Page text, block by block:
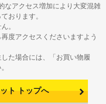
なアクセス増加により大変混雑
おります。
。
度アクセスくださいますよう
た場合には、「お買い物履
ト トップへ